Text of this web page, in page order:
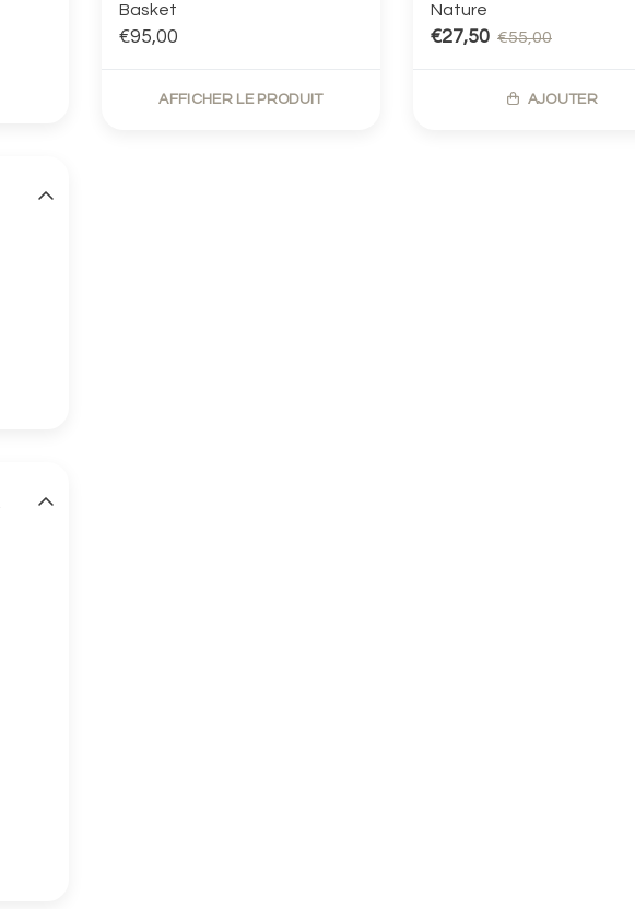
Basket
€95,00
AFFICHER LE PRODUIT
Nature
€27,50 €55,00
AJOUTER